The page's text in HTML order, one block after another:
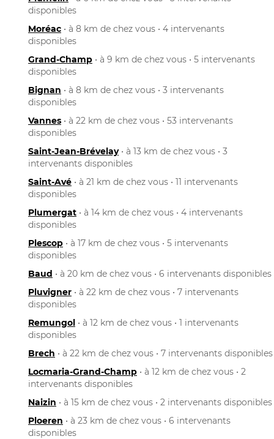
disponibles
Moréac • à 8 km de chez vous • 4 intervenants
disponibles
Grand-Champ • à 9 km de chez vous • 5 intervenants
disponibles
Bignan • à 8 km de chez vous • 3 intervenants
disponibles
Vannes • à 22 km de chez vous • 53 intervenants
disponibles
Saint-Jean-Brévelay• à 13 km de chez vous • 3
intervenants disponibles
Saint-Avé • à 21 km de chez vous • 11 intervenants
disponibles
Plumergat • à 14 km de chez vous • 4 intervenants
disponibles
Plescop • à 17 km de chez vous • 5 intervenants
disponibles
Baud • à 20 km de chez vous • 6 intervenants disponibles
Pluvigner • à 22 km de chez vous • 7 intervenants
disponibles
Remungol • à 12 km de chez vous • 1 intervenants
disponibles
Brech • à 22 km de chez vous • 7 intervenants disponibles
Locmaria-Grand-Champ • à 12 km de chez vous • 2
intervenants disponibles
Naizin • à 15 km de chez vous • 2 intervenants disponibles
Ploeren • à 23 km de chez vous • 6 intervenants
disponibles